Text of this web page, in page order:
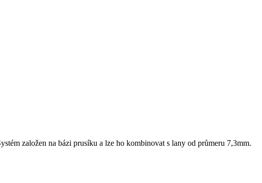
založen na bázi prusíku a lze ho kombinovat s lany od průmeru 7,3mm.